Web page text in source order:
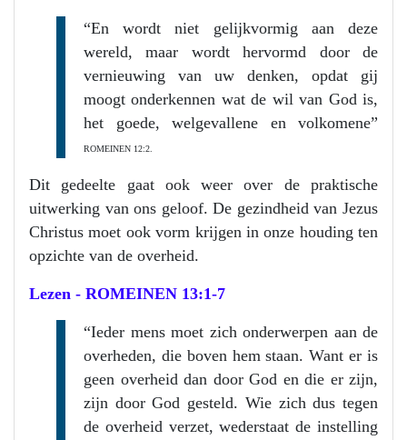
“En wordt niet gelijkvormig aan deze
wereld, maar wordt hervormd door de
vernieuwing van uw denken, opdat gij
moogt onderkennen wat de wil van God is,
het goede, welgevallene en volkomene”
ROMEINEN 12:2.
Dit gedeelte gaat ook weer over de praktische
uitwerking van ons geloof. De gezindheid van Jezus
Christus moet ook vorm krijgen in onze houding ten
opzichte van de overheid.
Lezen - ROMEINEN 13:1-7
“Ieder mens moet zich onderwerpen aan de
overheden, die boven hem staan. Want er is
geen overheid dan door God en die er zijn,
zijn door God gesteld. Wie zich dus tegen
de overheid verzet, wederstaat de instelling